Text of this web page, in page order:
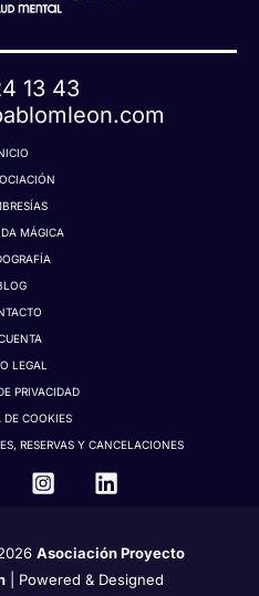
13 43
MÁGICA
LEGAL
PRIVACIDAD
DE COOKIES
RESERVAS Y CANCELACIONES
Asociación Proyecto
| Powered & Designed